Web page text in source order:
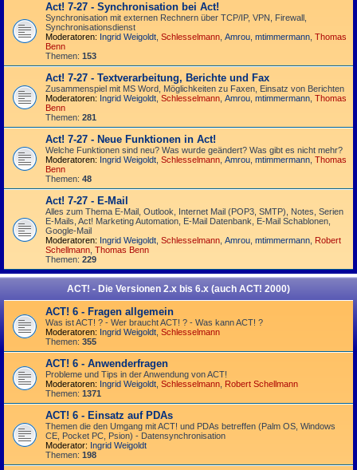
Act! 7-27 - Synchronisation bei Act!
Synchro­nisation mit externen Rechnern über TCP/IP, VPN, Firewall,
Synchroni­sations­dienst
Moderatoren: Ingrid Weigoldt Schlesselmann Amrou mtimmermann Thomas
Benn
Themen: 153
Act! 7-27 - Text­­ver­arbei­tung, Berichte und Fax
Zusammenspiel mit MS Word, Möglichkeiten zu Faxen, Einsatz von Berichten
Moderatoren: Ingrid Weigoldt Schlesselmann Amrou mtimmermann Thomas
Benn
Themen: 281
Act! 7-27 - Neue Funktionen in Act!
Welche Funktionen sind neu? Was wurde geändert? Was gibt es nicht mehr?
Moderatoren: Ingrid Weigoldt Schlesselmann Amrou mtimmermann Thomas
Benn
Themen: 48
Act! 7-27 - E-Mail
Alles zum Thema E-Mail, Outlook, Internet Mail (POP3, SMTP), Notes, Serien
E-Mails, Act! Marketing Automation, E-Mail Datenbank, E-Mail Schablonen,
Google-Mail
Moderatoren: Ingrid Weigoldt Schlesselmann Amrou mtimmermann Robert
Schellmann Thomas Benn
Themen: 229
ACT! - Die Versionen 2.x bis 6.x (auch ACT! 2000)
ACT! 6 - Fragen allgemein
Was ist ACT! ? - Wer braucht ACT! ? - Was kann ACT! ?
Moderatoren: Ingrid Weigoldt Schlesselmann
Themen: 355
ACT! 6 - Anwender­fragen
Probleme und Tips in der Anwendung von ACT!
Moderatoren: Ingrid Weigoldt Schlesselmann Robert Schellmann
Themen: 1371
ACT! 6 - Einsatz auf PDAs
Themen die den Umgang mit ACT! und PDAs betreffen (Palm OS, Windows
CE, Pocket PC, Psion) - Datensynchronisation
Moderator: Ingrid Weigoldt
Themen: 198